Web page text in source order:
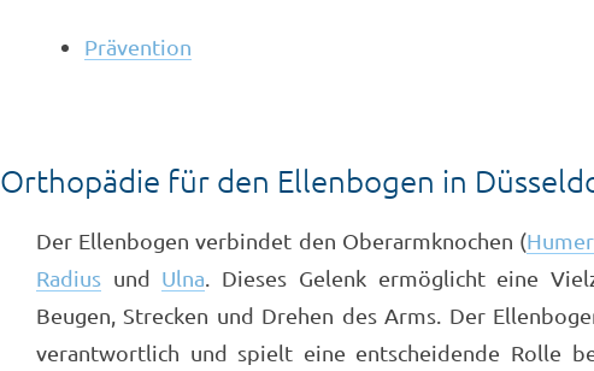
Prävention
Orthopädie für den Ellenbogen in
Der Ellenbogen verbindet den Oberarmknochen (
Radius und Ulna . Dieses Gelenk ermöglicht eine
Beugen, Strecken und Drehen des Arms. Der
verantwortlich und spielt eine entscheidende Rolle